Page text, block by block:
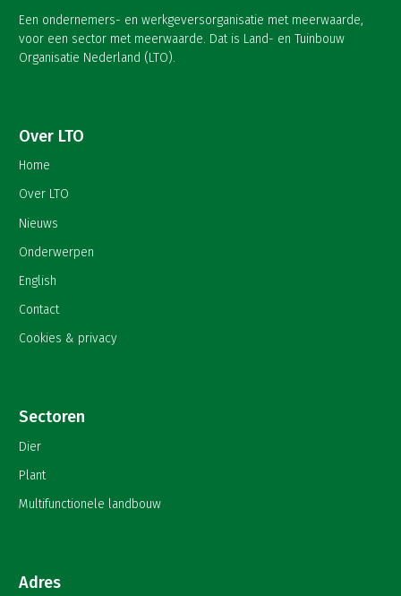
Een ondernemers- en werkgeversorganisatie met meerwaarde,
voor een sector met meerwaarde. Dat is Land- en Tuinbouw
Organisatie Nederland (LTO).
Over LTO
Home
Over LTO
Nieuws
Onderwerpen
English
Contact
Cookies & privacy
Sectoren
Dier
Plant
Multifunctionele landbouw
Adres